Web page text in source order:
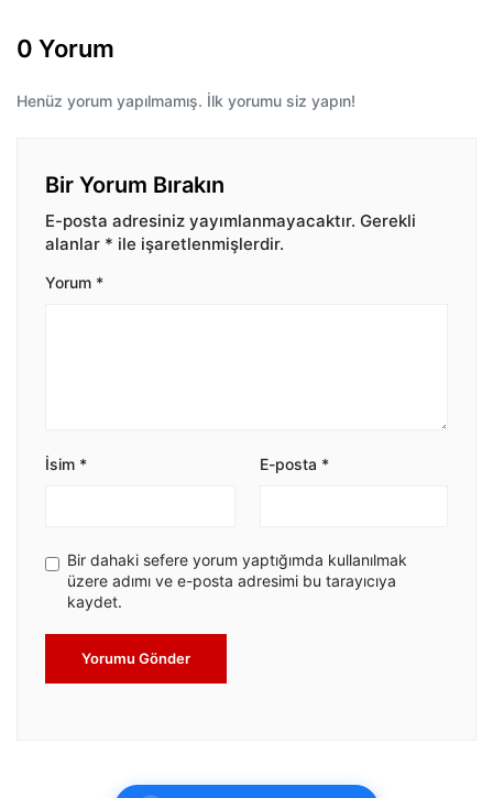
0 Yorum
Henüz yorum yapılmamış. İlk yorumu siz yapın!
Bir Yorum Bırakın
E-posta adresiniz yayımlanmayacaktır. Gerekli
alanlar * ile işaretlenmişlerdir.
Yorum *
İsim * E-posta *
Bir dahaki sefere yorum yaptığımda kullanılmak
üzere adımı ve e-posta adresimi bu tarayıcıya
kaydet.
Yorumu Gönder